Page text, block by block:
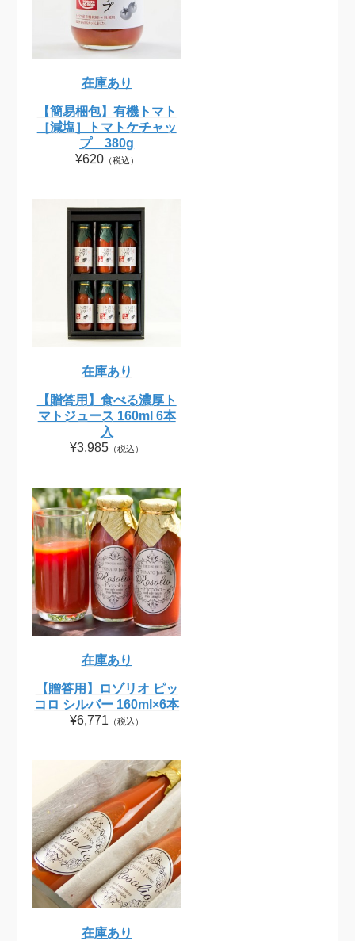
在庫あり
【簡易梱包】有機トマト
［減塩］トマトケチャッ
プ 380g
¥620（税込）
在庫あり
【贈答用】食べる濃厚ト
マトジュース 160ml 6本
入
¥3,985 （税込）
在庫あり
【贈答用】ロゾリオ ピッ
コロ シルバー 160ml×6本
¥6,771 （税込）
在庫あり